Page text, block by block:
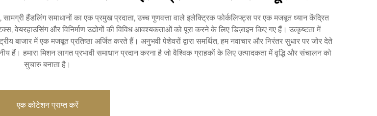
हैंडलिंग समाधानों का एक प्रमुख प्रदाता, उच्च गुणवत्ता वाले इलेक्ट्रिक फोर्कलिफ्ट्स पर एक मजबूत ध्यान केंद्रित
और विनिर्माण उद्योगों की विविध आवश्यकताओं को पूरा करने के लिए डिज़ाइन किए गए हैं। उत्कृष्टता में
बाजार में एक मजबूत प्रतिष्ठा अर्जित करते हैं। अनुभवी पेशेवरों द्वारा समर्थित, हम नवाचार और निरंतर सुधार पर जोर देते
हमारा मिशन लागत प्रभावी समाधान प्रदान करना है जो वैश्विक ग्राहकों के लिए उत्पादकता में वृद्धि और संचालन को
सुचारु बनाता है।
एक कोटेशन प्राप्त करें